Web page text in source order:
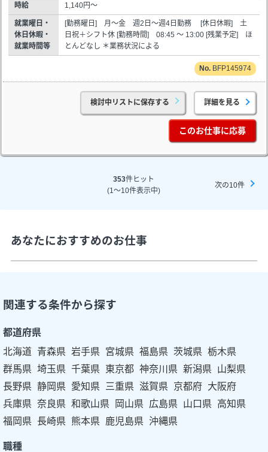
時給 1,140円～
就業曜日・
休日休暇・
就業時間等
[勤務曜日] 月～金 週2日～週4日勤務 [休日休暇] 土
日祝＋シフト休 [勤務時間] 08:45 ～ 13:00 [残業予定] ほ
とんどなし ＊業務状況による
BFP145974
検討中リストに保存する 詳細を見る
このお仕事に応募
353件ヒット
(1～10件表示中)
次の10件
あなたにおすすめのお仕事
関連する条件から探す
都道府県
北海道 青森県 岩手県 宮城県 福島県 茨城県 栃木県
群馬県 埼玉県 千葉県 東京都 神奈川県 新潟県 山梨県
長野県 静岡県 愛知県 三重県 滋賀県 京都府 大阪府
兵庫県 奈良県 和歌山県 岡山県 広島県 山口県 高知県
福岡県 長崎県 熊本県 鹿児島県 沖縄県
職種